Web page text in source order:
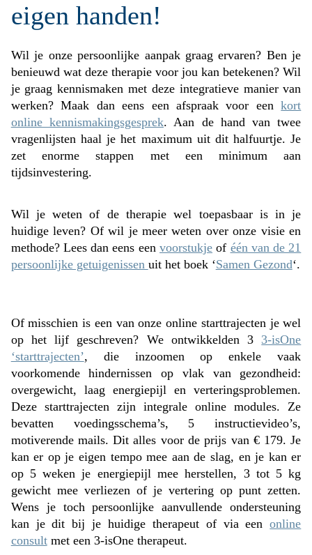
eigen handen!
Wil je onze persoonlijke aanpak graag ervaren? Ben je
benieuwd wat deze therapie voor jou kan betekenen? Wil
je graag kennismaken met deze integratieve manier van
werken? Maak dan eens een afspraak voor eenkort
online kennismakingsgesprek. Aan de hand van twee
vragenlijsten haal je het maximum uit dit halfuurtje. Je
zet enorme stappen met een minimum aan
tijdsinvestering.
Wil je weten of de therapie wel toepasbaar is in je
huidige leven? Of wil je meer weten over onze visie en
methode? Lees dan eens een voorstukje of één van de 21
persoonlijke getuigenissen uit het boek ‘Samen Gezond‘.
Of misschien is een van onze online starttrajecten je wel
op het lijf geschreven? We ontwikkelden 3 3-isOne
‘starttrajecten’, die inzoomen op enkele vaak
voorkomende hindernissen op vlak van gezondheid:
overgewicht, laag energiepijl en verteringsproblemen.
Deze starttrajecten zijn integrale online modules. Ze
bevatten voedingsschema’s, 5 instructievideo’s,
motiverende mails. Dit alles voor de prijs van € 179. Je
kan er op je eigen tempo mee aan de slag, en je kan er
op 5 weken je energiepijl mee herstellen, 3 tot 5 kg
gewicht mee verliezen of je vertering op punt zetten.
Wens je toch persoonlijke aanvullende ondersteuning
kan je dit bij je huidige therapeut of via eenonline
consultmet een 3-isOne therapeut.